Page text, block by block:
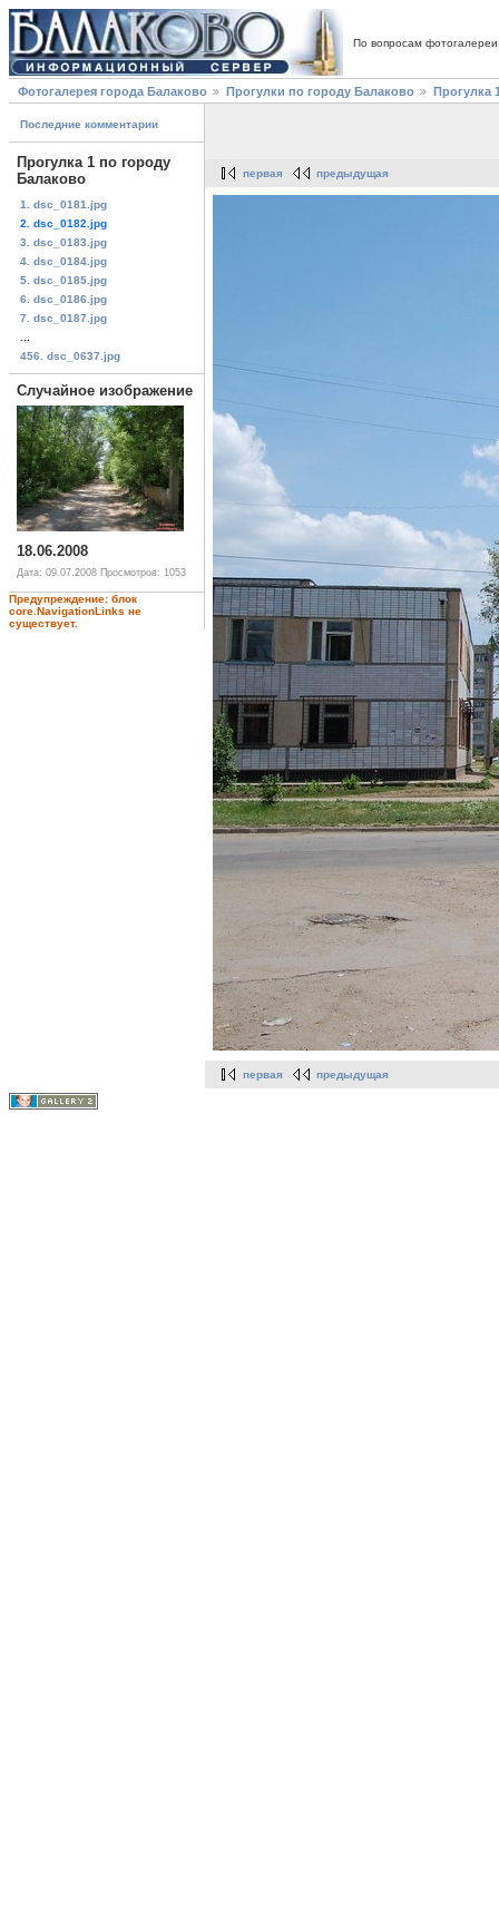
По вопросам
Фотогалерея города Балаково Прогулки по городу Балаково Прогулка
Последние комментарии
Прогулка 1 по городу
Балаково
1. dsc_0181.jpg
2. dsc_0182.jpg
3. dsc_0183.jpg
4. dsc_0184.jpg
5. dsc_0185.jpg
6. dsc_0186.jpg
7. dsc_0187.jpg
456. dsc_0637.jpg
Случайное изображение
18.06.2008
Дата: 09.07.2008 Просмотров: 1053
Предупреждение: блок
core.NavigationLinks не
существует.
первая предыдущая
первая предыдущая